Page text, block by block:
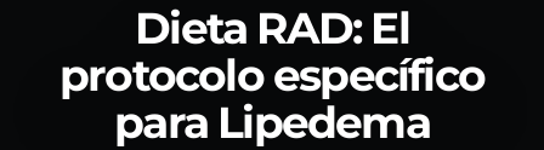
Dieta RAD: El
protocolo específico
para Lipedema